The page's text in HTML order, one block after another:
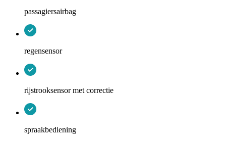
passagiersairbag
regensensor
rijstrooksensor met correctie
spraakbediening